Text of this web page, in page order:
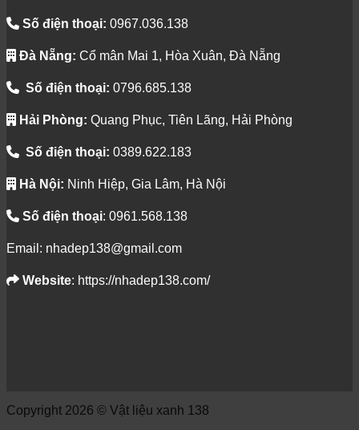
Số điện thoại: 0967.036.138
Đà Nẵng: Cổ mân Mai 1, Hòa Xuân, Đà Nẵng
Số điện thoại: 0796.685.138
Hải Phòng: Quang Phục, Tiên Lãng, Hải Phòng
Số điện thoại: 0389.622.183
Hà Nội: Ninh Hiệp, Gia Lâm, Hà Nội
Số điện thoại: 0961.568.138
Email: nhadep138@gmail.com
Website: https://nhadep138.com/
Copyright 2026 © Vật liệu xanh 138